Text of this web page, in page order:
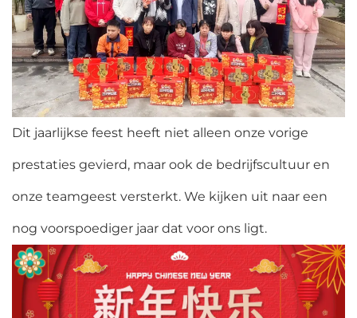
Dit jaarlijkse feest heeft niet alleen onze vorige
prestaties gevierd, maar ook de bedrijfscultuur en
onze teamgeest versterkt. We kijken uit naar een
nog voorspoediger jaar dat voor ons ligt.